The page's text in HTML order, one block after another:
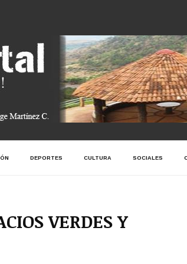
DEPORTES CULTURA SOCIALES
VERDES Y